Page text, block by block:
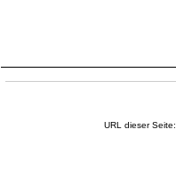
URL dieser Seite: